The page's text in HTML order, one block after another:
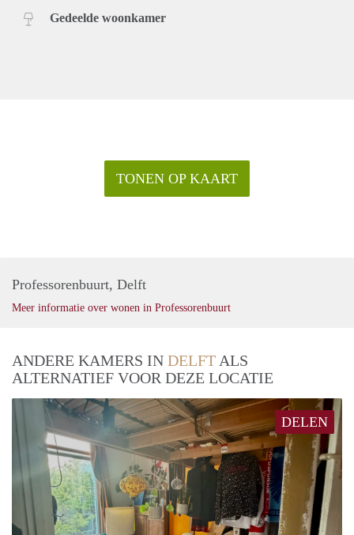
Gedeelde woonkamer
TONEN OP KAART
Professorenbuurt, Delft
Meer informatie over wonen in Professorenbuurt
ANDERE KAMERS IN DELFT ALS
ALTERNATIEF VOOR DEZE LOCATIE
DELEN